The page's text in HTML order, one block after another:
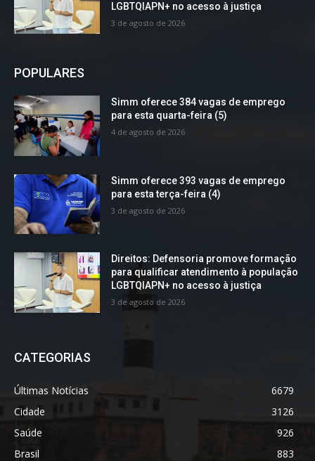
LGBTQIAPN+ no acesso à justiça
3 de agosto de 2026
POPULARES
Simm oferece 384 vagas de emprego
para esta quarta-feira (5)
4 de agosto de 2026
Simm oferece 393 vagas de emprego
para esta terça-feira (4)
3 de agosto de 2026
Direitos: Defensoria promove formação
para qualificar atendimento à população
LGBTQIAPN+ no acesso à justiça
3 de agosto de 2026
CATEGORIAS
Últimas Notícias
6679
Cidade
3126
Saúde
926
Brasil
883